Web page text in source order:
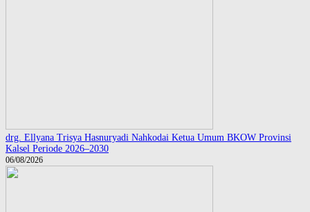
drg. Ellyana Trisya Hasnuryadi Nahkodai Ketua Umum BKOW Provinsi
Kalsel Periode 2026–2030
06/08/2026